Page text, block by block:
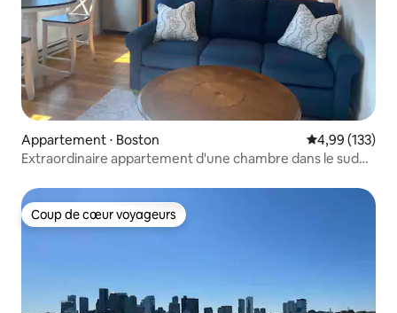
Appartement ⋅ Boston Évaluation
4,99 (133)
Extraordinaire appartement d'une chambre dans le sud
Coup de cœur voyageurs
Coup de cœur voyageurs